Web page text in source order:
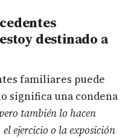
destinado a
familiares puede
significa una condena
también lo hacen
ejercicio o la exposición